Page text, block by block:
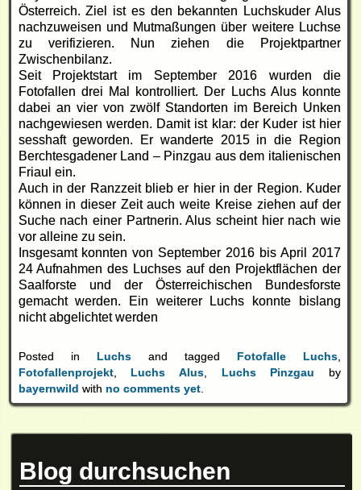
Österreich. Ziel ist es den bekannten Luchskuder Alus
nachzuweisen und Mutmaßungen über weitere Luchse
zu verifizieren. Nun ziehen die Projektpartner
Zwischenbilanz.
Seit Projektstart im September 2016 wurden die
Fotofallen drei Mal kontrolliert. Der Luchs Alus konnte
dabei an vier von zwölf Standorten im Bereich Unken
nachgewiesen werden. Damit ist klar: der Kuder ist hier
sesshaft geworden. Er wanderte 2015 in die Region
Berchtesgadener Land – Pinzgau aus dem italienischen
Friaul ein.
Auch in der Ranzzeit blieb er hier in der Region. Kuder
können in dieser Zeit auch weite Kreise ziehen auf der
Suche nach einer Partnerin. Alus scheint hier nach wie
vor alleine zu sein.
Insgesamt konnten von September 2016 bis April 2017
24 Aufnahmen des Luchses auf den Projektflächen der
Saalforste und der Österreichischen Bundesforste
gemacht werden. Ein weiterer Luchs konnte bislang
nicht abgelichtet werden
Posted in Luchsand tagged Fotofalle Luchs,
Fotofallenprojekt,Luchs Alus, Luchs Pinzgau by
bayernwild with no comments yet.
Blog durchsuchen